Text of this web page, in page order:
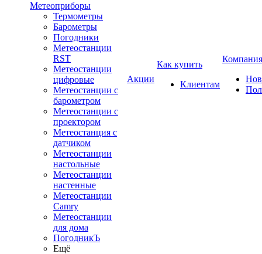
Метеоприборы
Термометры
Барометры
Погодники
Метеостанции
RST
Метеостанции
цифровые
Метеостанции с
барометром
Метеостанции с
проектором
Метеостанция с
датчиком
Метеостанции
настольные
Метеостанции
настенные
Метеостанции
Camry
Метеостанции
для дома
ПогодникЪ
Ещё
Акции
Как купить
Клиентам
Компания